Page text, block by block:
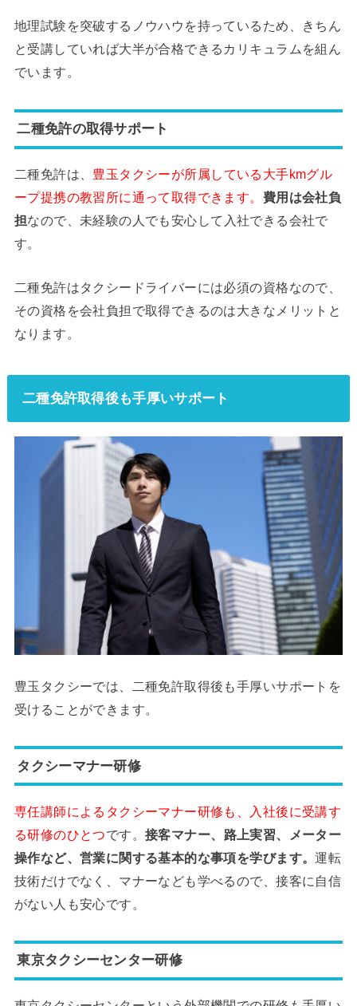
地理試験を突破するノウハウを持っているため、きちん
と受講していれば大半が合格できるカリキュラムを組ん
でいます。
二種免許の取得サポート
二種免許は、 豊玉タクシーが所属している大手kmグル
ープ提携の教習所に通って取得できます。 費用は会社負
担なので、未経験の人でも安心して入社できる会社で
す。
二種免許はタクシードライバーには必須の資格なので、
その資格を会社負担で取得できるのは大きなメリットと
なります。
二種免許取得後も手厚いサポート
豊玉タクシーでは、二種免許取得後も手厚いサポートを
受けることができます。
タクシーマナー研修
専任講師によるタクシーマナー研修も、入社後に受講す
る研修のひとつです。接客マナー、路上実習、メーター
操作など、営業に関する基本的な事項を学びます。運転
技術だけでなく、マナーなども学べるので、接客に自信
がない人も安心です。
東京タクシーセンター研修